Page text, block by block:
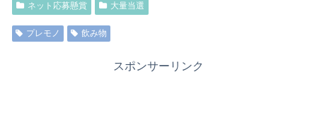
ネット応募懸賞 大量当選
プレモノ 飲み物
スポンサーリンク